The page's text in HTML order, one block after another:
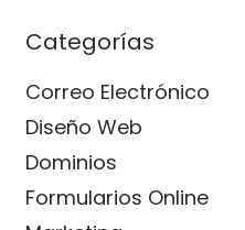
Categorías
Correo Electrónico
Diseño Web
Dominios
Formularios Online